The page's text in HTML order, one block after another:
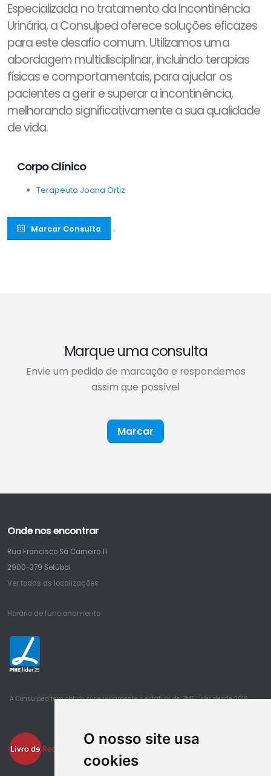
O nosso site usa
cookies
Especializada no tratamento da Incontinência
Urinária, a Consulped oferece soluções eficazes
para este desafio comum. Utilizamos uma
abordagem multidisciplinar, incluindo terapias
físicas e comportamentais, para ajudar os
pacientes a gerir e superar a incontinência,
melhorando significativamente a sua qualidade
de vida.
Corpo Clínico
Terapeuta Joana Ortiz
Marcar Consulta ´
Marque uma consulta
Envie um pedido de marcação e respondemos
assim que possível
Marcar
Onde nos encontrar
Rua Francisco Sá Carneiro 11
2900-379 Setúbal
Ver todas as localizações
Horário de funcionamento
25
A Consulped tem obtido sucessivamente o estatuto de PME Lider desde 2016